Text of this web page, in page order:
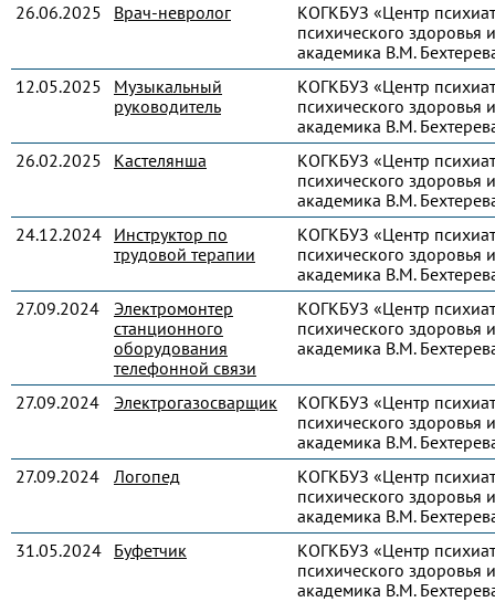
26.06.2025
Врач-невролог
КОГКБУЗ «Центр
психического здоровья
академика В.М.
12.05.2025
Музыкальный
руководитель
КОГКБУЗ «Центр
психического здоровья
академика В.М.
26.02.2025
Кастелянша
КОГКБУЗ «Центр
психического здоровья
академика В.М.
24.12.2024 Инструктор по
трудовой терапии
КОГКБУЗ «Центр
психического здоровья
академика В.М.
27.09.2024
Электромонтер
станционного
оборудования
телефонной связи
КОГКБУЗ «Центр
психического здоровья
академика В.М.
27.09.2024 Электрогазосварщик
КОГКБУЗ «Центр
психического здоровья
академика В.М.
27.09.2024
Логопед
КОГКБУЗ «Центр
психического здоровья
академика В.М.
31.05.2024 Буфетчик
КОГКБУЗ «Центр
психического здоровья
академика В.М.